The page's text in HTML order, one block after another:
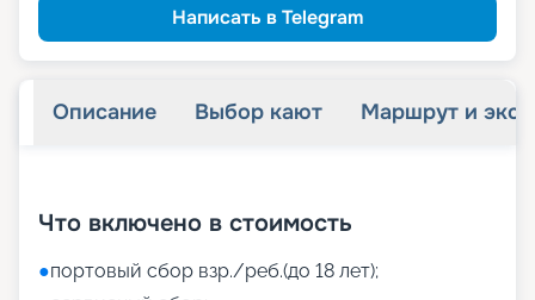
Написать в Telegram
Описание Выбор кают Маршрут и
Что включено в стоимость
●портовый сбор взр./реб.(до 18 лет);